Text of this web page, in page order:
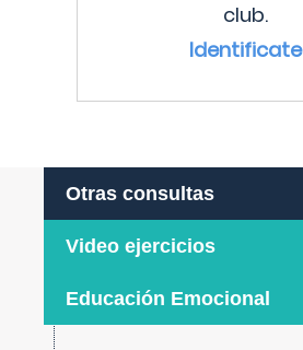
club.
Identificate
Otras consultas
Video ejercicios
Educación Emocional